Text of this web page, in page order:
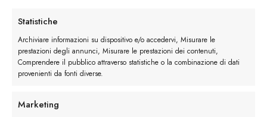
Statistiche
Archiviare informazioni su dispositivo e/o accedervi, Misurare le
prestazioni degli annunci, Misurare le prestazioni dei contenuti,
Comprendere il pubblico attraverso statistiche o la combinazione di dati
provenienti da fonti diverse.
Marketing
I trackback sono chiusi, ma puoi
Successivo→
Lascia un commento